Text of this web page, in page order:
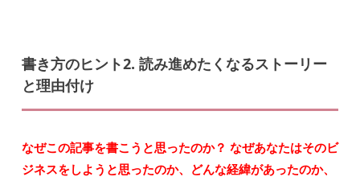
書き方のヒント2. 読み進めたくなるストーリー
と理由付け
なぜこの記事を書こうと思ったのか？ なぜあなたはそのビ
ジネスをしようと思ったのか、どんな経緯があったのか、